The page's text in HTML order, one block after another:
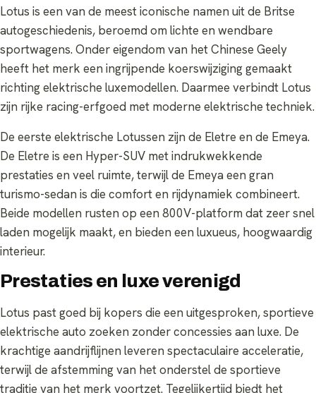
Lotus is een van de meest iconische namen uit de Britse
autogeschiedenis, beroemd om lichte en wendbare
sportwagens. Onder eigendom van het Chinese Geely
heeft het merk een ingrijpende koerswijziging gemaakt
richting elektrische luxemodellen. Daarmee verbindt Lotus
zijn rijke racing-erfgoed met moderne elektrische techniek.
De eerste elektrische Lotussen zijn de Eletre en de Emeya.
De Eletre is een Hyper-SUV met indrukwekkende
prestaties en veel ruimte, terwijl de Emeya een gran
turismo-sedan is die comfort en rijdynamiek combineert.
Beide modellen rusten op een 800V-platform dat zeer snel
laden mogelijk maakt, en bieden een luxueus, hoogwaardig
interieur.
Prestaties en luxe verenigd
Lotus past goed bij kopers die een uitgesproken, sportieve
elektrische auto zoeken zonder concessies aan luxe. De
krachtige aandrijflijnen leveren spectaculaire acceleratie,
terwijl de afstemming van het onderstel de sportieve
traditie van het merk voortzet. Tegelijkertijd biedt het